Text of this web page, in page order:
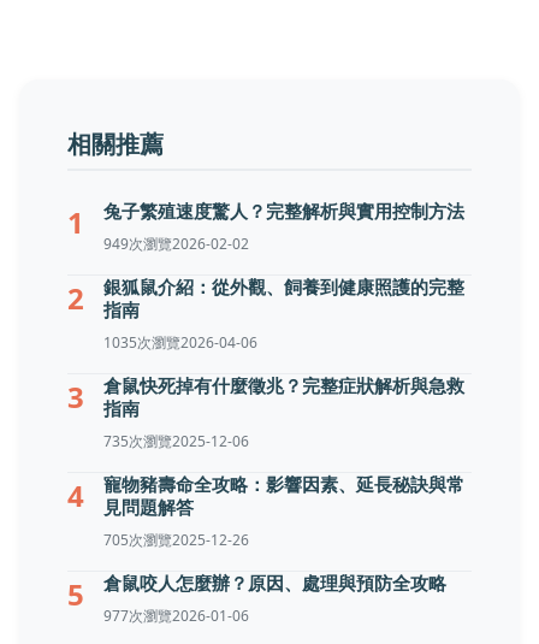
相關推薦
1 兔子繁殖速度驚人？完整解析與實用控制方法
949次瀏覽2026-02-02
2
銀狐鼠介紹：從外觀、飼養到健康照護的完整
指南
1035次瀏覽2026-04-06
3
倉鼠快死掉有什麼徵兆？完整症狀解析與急救
指南
735次瀏覽2025-12-06
4
寵物豬壽命全攻略：影響因素、延長秘訣與常
見問題解答
705次瀏覽2025-12-26
5 倉鼠咬人怎麼辦？原因、處理與預防全攻略
977次瀏覽2026-01-06